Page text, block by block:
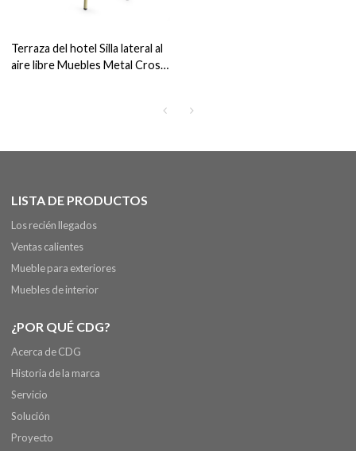
Terraza del hotel Silla lateral al
aire libre Muebles Metal Cross
LISTA DE PRODUCTOS
Los recién llegados
Ventas calientes
Mueble para exteriores
Muebles de interior
¿POR QUÉ CDG?
Acerca de CDG
Historia de la marca
Servicio
Solución
Proyecto